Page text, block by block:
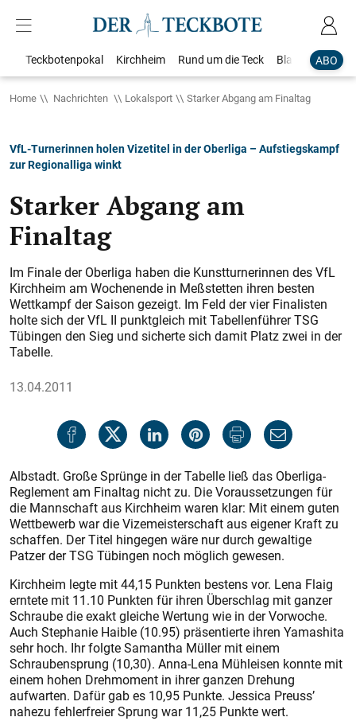
ABO
Teckbotenpokal Kirchheim Rund um die Teck Blaulicht
Home Nachrichten Lokalsport Starker Abgang am Finaltag
VfL-Turnerinnen holen Vizetitel in der Oberliga – Aufstiegskampf
zur Regionalliga winkt
Starker Abgang am
Finaltag
Im Finale der Oberliga haben die Kunstturnerinnen des VfL
Kirchheim am Wochenende in Meßstetten ihren besten
Wettkampf der Saison gezeigt. Im Feld der vier Finalisten
holte sich der VfL II punktgleich mit Tabellenführer TSG
Tübingen den Sieg und sicherte sich damit Platz zwei in der
Tabelle.
13.04.2011
Albstadt. Große Sprünge in der Tabelle ließ das Oberliga-
Reglement am Finaltag nicht zu. Die Voraussetzungen für
die Mannschaft aus Kirchheim waren klar: Mit einem guten
Wettbewerb war die Vize­meisterschaft aus eigener Kraft zu
schaffen. Der Titel hingegen wäre nur durch gewaltige
Patzer der TSG Tübingen noch möglich gewesen.
Kirchheim legte mit 44,15 Punkten bestens vor. Lena Flaig
erntete mit 11.10 Punkten für ihren Überschlag mit ganzer
Schraube die exakt gleiche Wertung wie in der Vorwoche.
Auch Stephanie Haible (10.95) präsentierte ihren Yamashita
sehr hoch. Ihr folgte Samantha Müller mit einem
Schraubensprung (10,30). Anna-Lena Mühleisen konnte mit
einem hohen Drehmoment in ihrer ganzen Drehung
aufwarten. Dafür gab es 10,95 Punkte. Jessica Preuss’
nahezu fehlerfreier Sprung war 11,25 Punkte wert.